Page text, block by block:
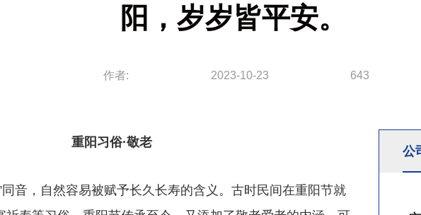
阳，岁岁皆平安。
作者: 2023-10-23 643
重阳习俗·敬老
音，自然容易被赋予长久长寿的含义。古时民间在重阳节就
公